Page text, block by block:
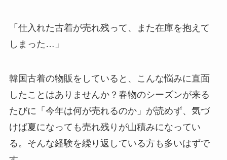
「仕入れた古着が売れ残って、また在庫を抱えて
しまった…」
韓国古着の物販をしていると、こんな悩みに直面
したことはありませんか？春物のシーズンが来る
たびに「今年は何が売れるのか」が読めず、気づ
けば夏になっても売れ残りが山積みになってい
る。そんな経験を繰り返している方も多いはずで